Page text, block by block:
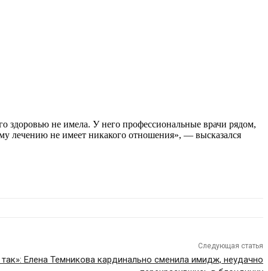
здоровью не имела. У него профессиональные врачи рядом,
лечению не имеет никакого отношения», — высказался
Следующая статья
Елена Темникова кардинально сменила имидж, неудачно